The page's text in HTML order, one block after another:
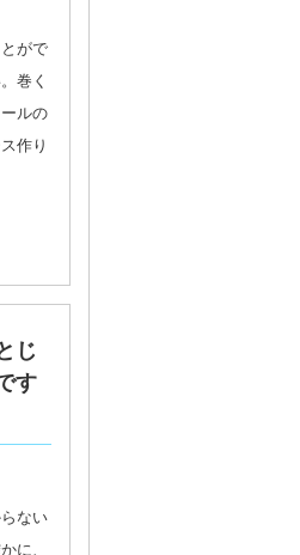
がで
巻く
ルの
作り
じ
す
ない
に、